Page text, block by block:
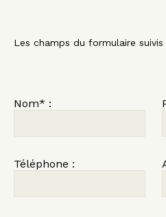
Les champs du formulaire
Nom* :
Téléphone :